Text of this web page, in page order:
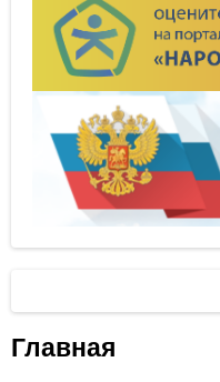
Главная